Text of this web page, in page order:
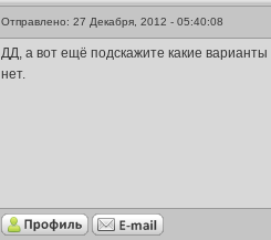
Отправлено: 27 Декабря, 2012 - 05:40:08
ДД, а вот ещё подскажите какие
нет.